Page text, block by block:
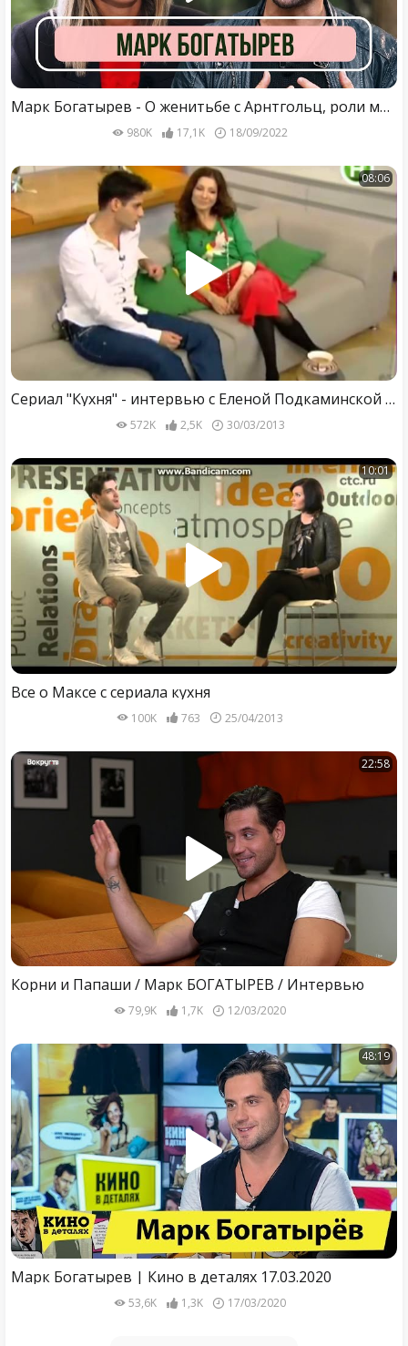
Марк Богатырев - О женитьбе с Арнтгольц, роли мечты и жизни после «Кухни»
980K 17,1K 18/09/2022
08:06
Сериал "Кухня" - интервью с Еленой Подкаминской и Марком Богатыревым
572K 2,5K 30/03/2013
10:01
Все о Максе с сериала кухня
100K 763 25/04/2013
22:58
Корни и Папаши / Марк БОГАТЫРЁВ / Интервью
79,9K 1,7K 12/03/2020
48:19
Марк Богатырев | Кино в деталях 17.03.2020
53,6K 1,3K 17/03/2020